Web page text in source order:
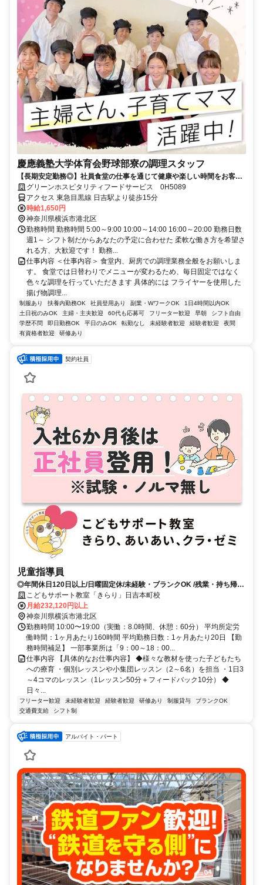
慶應義塾大学体育会野球部寮の調理スタッフ
【長期安定勤務◎】社員食堂の仕事を通じて健康や楽しい時間をお客様
にお届けしませんか？
グリーンホスピタリティフードサービス 0H5089
アクセス 東急目黒線 日吉駅より徒歩15分
時給1,650円
神奈川県横浜市港北区
勤務時間 勤務時間 5:00～9:00 10:00～14:00 16:00～20:00 勤務日数
週1～ シフト制だからあなたの予定に合わせた 柔軟な働き方を希望さ
れる方、大歓迎です！ 勤務...
仕事内容 ＜仕事内容＞ 食堂内、厨房での調理業務全般をお願いしま
す。 食堂では日替わりでメニューが変わるため、毎日固定ではなく
色々な調理を行っていただきます 具体的には フライヤーを使用した
揚げ物調理...
制服あり 扶養内勤務OK 社員登用あり 副業・WワークOK
1日4時間以内OK
土日祝のみOK
主婦・主夫歓迎 60代も応募可 フリーター歓迎 早朝
シフト自由
学歴不問
即日勤務OK 平日のみOK 転勤なし 未経験者歓迎 経験者歓迎
夜間
有資格者歓迎
研修あり
契約社員
児童指導員
◎年間休日120日以上/日曜固定休/未経験・ブランクOK /残業・持ち帰り
仕事ナシ◇充実した研修であなたのスキルアップをしっかりサポートし
ます
こどもサポート教室「きらり」日吉本町校
月給232,120円以上
神奈川県横浜市港北区
勤務時間 10:00〜19:00（実働：8.0時間、休憩：60分） 平均所定労
働時間：1ヶ月あたり160時間 平均勤務日数：1ヶ月あたり20日 【勤
務時間補足】 一部事業所は「9：00～18：00...
仕事内容 【具体的なお仕事内容】 ◆様々な教材を使った子どもたち
への療育 ・個別レッスンや小集団レッスン（2～6名）を担当 ・1日3
～4コマのレッスン（1レッスン50分＋フィードバック10分） ◆
日々...
フリーター歓迎 未経験者歓迎 経験者歓迎 研修あり 制服貸与
ブランクOK
交通費支給
シフト制
アルバイト・パート